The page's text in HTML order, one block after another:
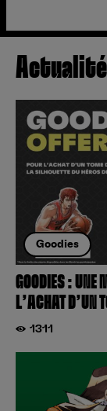
Goodies
GOODIES : UNE
L’ACHAT D’UN
1311